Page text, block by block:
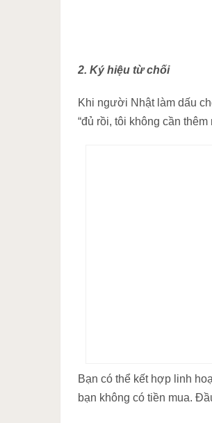
2. Ký hiệu từ chối
Khi người Nhật làm dấu
“đủ rồi, tôi không cần thêm
Bạn có thể kết hợp linh
bạn không có tiền mua.